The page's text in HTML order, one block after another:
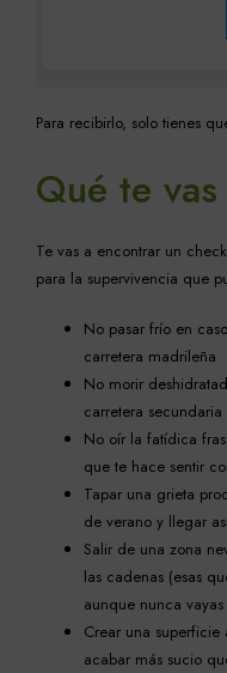
Para recibirlo, solo tienes
Qué te
Te vas a encontrar un
para la supervivencia que
No pasar frío en
carretera madrileña
No morir
carretera
No oír la fatídica
que te hace sentir
Tapar una grieta
de verano y llegar
Salir de una zona
las cadenas (esas
aunque nunca
Crear una superficie
acabar más sucio